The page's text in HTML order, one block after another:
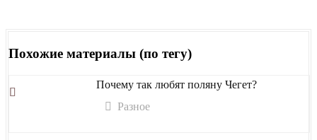
Похожие материалы (по тегу)
Почему так любят поляну Чегет?
Разное